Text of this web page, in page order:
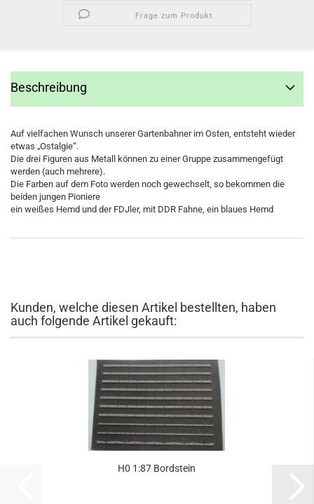
Frage zum Produkt
Beschreibung
Auf vielfachen Wunsch unserer Gartenbahner im Osten, entsteht wieder
etwas „Ostalgie“.
Die drei Figuren aus Metall können zu einer Gruppe zusammengefügt
werden (auch mehrere).
Die Farben auf dem Foto werden noch gewechselt, so bekommen die
beiden jungen Pioniere
ein weißes Hemd und der FDJler, mit DDR Fahne, ein blaues Hemd
Kunden, welche diesen Artikel bestellten, haben
auch folgende Artikel gekauft:
H0 1:87 Bordstein